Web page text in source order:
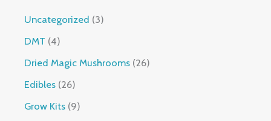
Uncategorized 3
DMT 4
Dried Magic Mushrooms 26
Edibles 26
Grow Kits 9